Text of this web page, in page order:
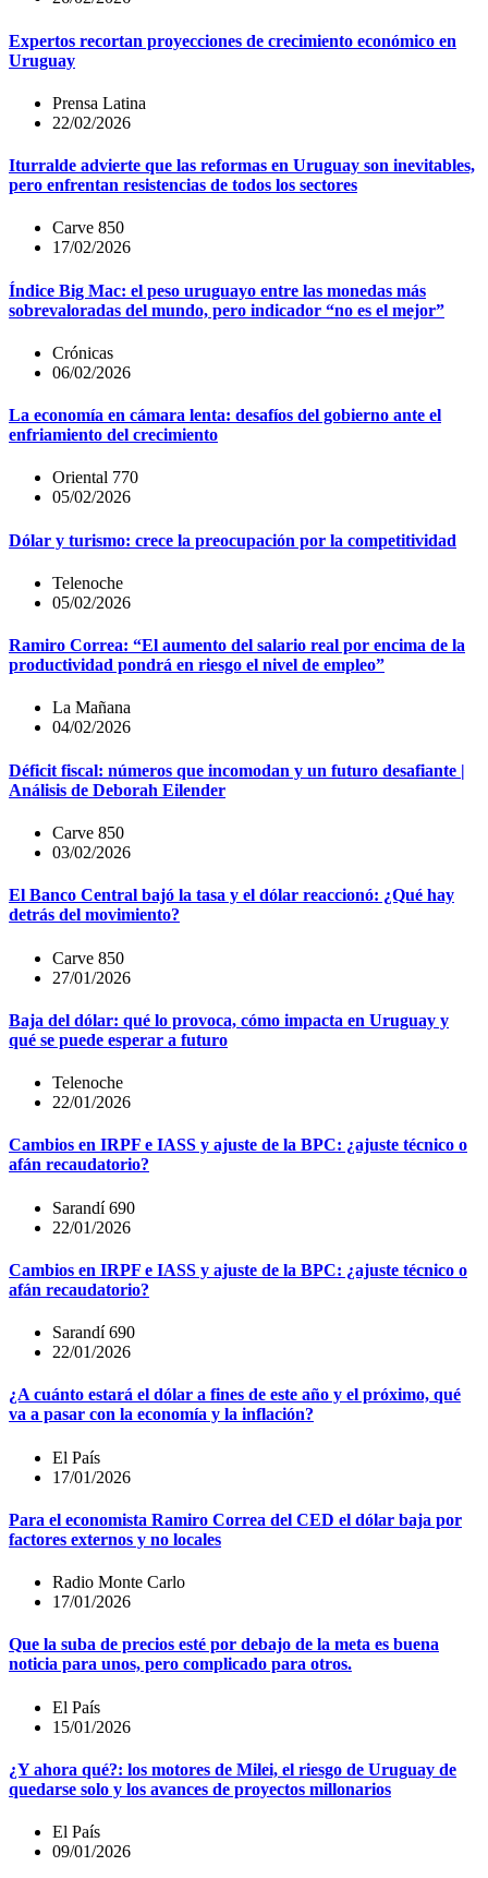
Expertos recortan proyecciones de crecimiento económico en
Uruguay
Prensa Latina
22/02/2026
Iturralde advierte que las reformas en Uruguay son inevitables,
pero enfrentan resistencias de todos los sectores
Carve 850
17/02/2026
Índice Big Mac: el peso uruguayo entre las monedas más
sobrevaloradas del mundo, pero indicador “no es el mejor”
Crónicas
06/02/2026
La economía en cámara lenta: desafíos del gobierno ante el
enfriamiento del crecimiento
Oriental 770
05/02/2026
Dólar y turismo: crece la preocupación por la competitividad
Telenoche
05/02/2026
Ramiro Correa: “El aumento del salario real por encima de la
productividad pondrá en riesgo el nivel de empleo”
La Mañana
04/02/2026
Déficit fiscal: números que incomodan y un futuro desafiante |
Análisis de Deborah Eilender
Carve 850
03/02/2026
El Banco Central bajó la tasa y el dólar reaccionó: ¿Qué hay
detrás del movimiento?
Carve 850
27/01/2026
Baja del dólar: qué lo provoca, cómo impacta en Uruguay y
qué se puede esperar a futuro
Telenoche
22/01/2026
Cambios en IRPF e IASS y ajuste de la BPC: ¿ajuste técnico o
afán recaudatorio?
Sarandí 690
22/01/2026
Cambios en IRPF e IASS y ajuste de la BPC: ¿ajuste técnico o
afán recaudatorio?
Sarandí 690
22/01/2026
¿A cuánto estará el dólar a fines de este año y el próximo, qué
va a pasar con la economía y la inflación?
El País
17/01/2026
Para el economista Ramiro Correa del CED el dólar baja por
factores externos y no locales
Radio Monte Carlo
17/01/2026
Que la suba de precios esté por debajo de la meta es buena
noticia para unos, pero complicado para otros.
El País
15/01/2026
¿Y ahora qué?: los motores de Milei, el riesgo de Uruguay de
quedarse solo y los avances de proyectos millonarios
El País
09/01/2026